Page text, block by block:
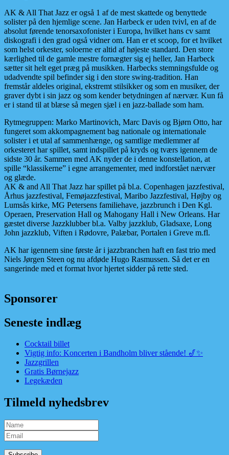
AK & All That Jazz er også 1 af de mest skattede og benyttede
solister på den hjemlige scene. Jan Harbeck er uden tvivl, en af de
absolut førende tenorsaxofonister i Europa, hvilket hans cv samt
diskografi i den grad også vidner om. Han er et scoop, for et hvilket
som helst orkester, soloerne er altid af højeste standard. Den store
kærlighed til de gamle mestre fornægter sig ej heller, Jan Harbeck
sætter sit helt eget præg på musikken. Harbecks stemningsfulde og
udadvendte spil befinder sig i den store swing-tradition. Han
fremstår aldeles original, ekstremt stilsikker og som en musiker, der
graver dybt i sin jazz og som kender betydningen af nærvær. Kun få
er i stand til at blæse så megen sjæl i en jazz-ballade som ham.
Rytmegruppen: Marko Martinovich, Marc Davis og Bjørn Otto, har
fungeret som akkompagnement bag nationale og internationale
solister i et utal af sammenhænge, og samtlige medlemmer af
orkesteret har spillet, samt indspillet på kryds og tværs igennem de
sidste 30 år. Sammen med AK nyder de i denne konstellation, at
spille “klassikerne” i egne arrangementer, med indforstået nærvær
og glæde.
AK & and All That Jazz har spillet på bl.a. Copenhagen jazzfestival,
Århus jazzfestival, Femøjazzfestival, Maribo Jazzfestival, Højby og
Lumsås kirke, MG Petersens familiehave, jazzbrunch i Den Kgl.
Operaen, Preservation Hall og Mahogany Hall i New Orleans. Har
gæstet diverse Jazzklubber bl.a. Valby jazzklub, Gladsaxe, Long
John jazzklub, Viften i Rødovre, Palæbar, Portalen i Greve m.fl.
AK har igennem sine første år i jazzbranchen haft en fast trio med
Niels Jørgen Steen og nu afdøde Hugo Rasmussen. Så det er en
sangerinde med et format hvor hjertet sidder på rette sted.
Sponsorer
Seneste indlæg
Cocktail billet
Vigtig info: Koncerten i Bandholm bliver stående! 🎷✨
Jazzgrillen
Gratis Børnejazz
Legekæden
Tilmeld nyhedsbrev